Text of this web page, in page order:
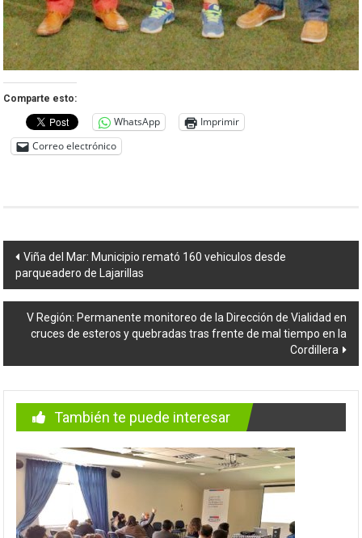
Comparte esto:
WhatsApp
Imprimir
Correo electrónico
Navegación
de
entradas
Viña del Mar: Municipio remató 160 vehiculos desde
parqueadero de Lajarillas
V Región: Permanente monitoreo de la Dirección de Vialidad en
cruces de esteros y quebradas tras frente de mal tiempo en la
Cordillera
También te puede interesar